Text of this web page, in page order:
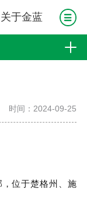
关于金蓝
时间：2024-09-25
位于楚格州、施